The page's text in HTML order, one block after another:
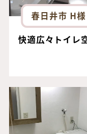
春日井市 H様
快適広々トイレ